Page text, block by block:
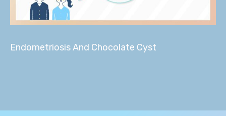
Endometriosis And Chocolate Cyst